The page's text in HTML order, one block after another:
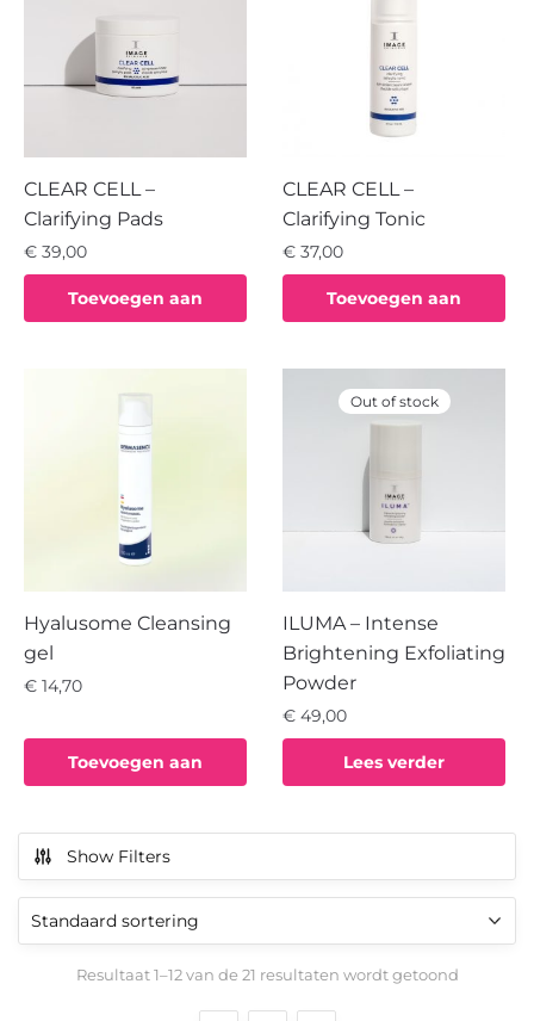
CLEAR CELL –
Clarifying Pads
€ 39,00
Toevoegen aan
CLEAR CELL –
Clarifying Tonic
€ 37,00
Toevoegen aan
Hyalusome Cleansing
gel
€ 14,70
Toevoegen aan
Out of stock
ILUMA – Intense
Brightening Exfoliating
Powder
€ 49,00
Lees verder
Show Filters
Resultaat 1–12 van de 21 resultaten wordt getoond